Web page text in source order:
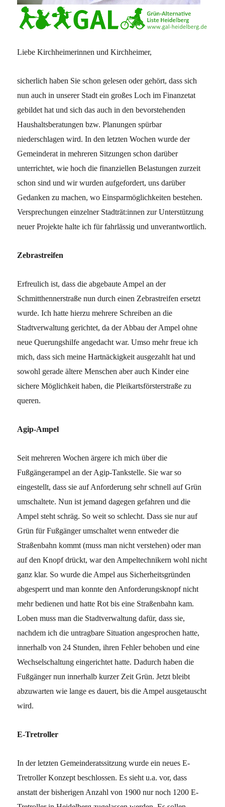
Liebe Kirchheimerinnen und Kirchheimer,
sicherlich haben Sie schon gelesen oder gehört, dass sich
nun auch in unserer Stadt ein großes Loch im Finanzetat
gebildet hat und sich das auch in den bevorstehenden
Haushaltsberatungen bzw. Planungen spürbar
niederschlagen wird. In den letzten Wochen wurde der
Gemeinderat in mehreren Sitzungen schon darüber
unterrichtet, wie hoch die finanziellen Belastungen zurzeit
schon sind und wir wurden aufgefordert, uns darüber
Gedanken zu machen, wo Einsparmöglichkeiten bestehen.
Versprechungen einzelner Stadträt:innen zur Unterstützung
neuer Projekte halte ich für fahrlässig und unverantwortlich.
Zebrastreifen
Erfreulich ist, dass die abgebaute Ampel an der
Schmitthennerstraße nun durch einen Zebrastreifen ersetzt
wurde. Ich hatte hierzu mehrere Schreiben an die
Stadtverwaltung gerichtet, da der Abbau der Ampel ohne
neue Querungshilfe angedacht war. Umso mehr freue ich
mich, dass sich meine Hartnäckigkeit ausgezahlt hat und
sowohl gerade ältere Menschen aber auch Kinder eine
sichere Möglichkeit haben, die Pleikartsförsterstraße zu
queren.
Agip-Ampel
Seit mehreren Wochen ärgere ich mich über die
Fußgängerampel an der Agip-Tankstelle. Sie war so
eingestellt, dass sie auf Anforderung sehr schnell auf Grün
umschaltete. Nun ist jemand dagegen gefahren und die
Ampel steht schräg. So weit so schlecht. Dass sie nur auf
Grün für Fußgänger umschaltet wenn entweder die
Straßenbahn kommt (muss man nicht verstehen) oder man
auf den Knopf drückt, war den Ampeltechnikern wohl nicht
ganz klar. So wurde die Ampel aus Sicherheitsgründen
abgesperrt und man konnte den Anforderungsknopf nicht
mehr bedienen und hatte Rot bis eine Straßenbahn kam.
Loben muss man die Stadtverwaltung dafür, dass sie,
nachdem ich die untragbare Situation angesprochen hatte,
innerhalb von 24 Stunden, ihren Fehler behoben und eine
Wechselschaltung eingerichtet hatte. Dadurch haben die
Fußgänger nun innerhalb kurzer Zeit Grün. Jetzt bleibt
abzuwarten wie lange es dauert, bis die Ampel ausgetauscht
wird.
E-Tretroller
In der letzten Gemeinderatssitzung wurde ein neues E-
Tretroller Konzept beschlossen. Es sieht u.a. vor, dass
anstatt der bisherigen Anzahl von 1900 nur noch 1200 E-